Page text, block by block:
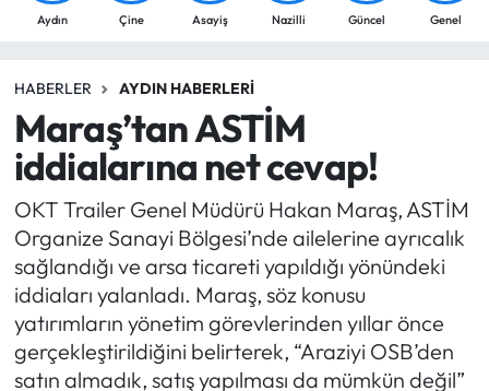
Aydın Çine Asayiş Nazilli Güncel Genel
HABERLER AYDIN HABERLERI
Maraş’tan ASTİM
iddialarına net cevap!
OKT Trailer Genel Müdürü Hakan Maraş, ASTİM
Organize Sanayi Bölgesi’nde ailelerine ayrıcalık
sağlandığı ve arsa ticareti yapıldığı yönündeki
iddiaları yalanladı. Maraş, söz konusu
yatırımların yönetim görevlerinden yıllar önce
gerçekleştirildiğini belirterek, “Araziyi OSB’den
satın almadık, satış yapılması da mümkün değil”
EĞİTİM
EKONOMİ
GÜNCEL
GÜNDEM
MAGAZİN
SAĞLIK
Süper Lig Puan Durumu ve Fikstür
Tüm Manşetler
Son Dakika Haberleri
Haber Arşivi